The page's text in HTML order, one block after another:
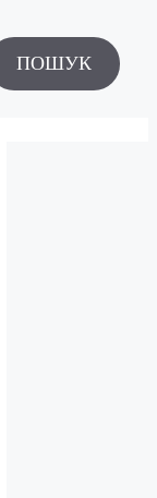
ПОШУК